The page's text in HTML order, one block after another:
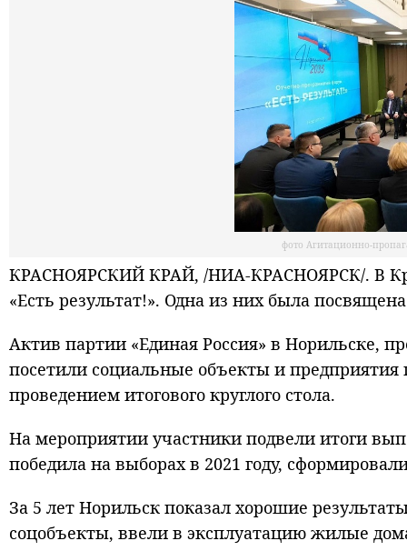
фото Агитационно-
КРАСНОЯРСКИЙ КРАЙ, /НИА-КРАСНОЯРСК/. В
«Есть результат!». Одна из них была
Актив партии «Единая Россия» в Норильске,
посетили социальные объекты и
проведением итогового круглого стола.
На мероприятии участники подвели итоги
победила на выборах в 2021 году,
За 5 лет Норильск показал хорошие
соцобъекты, ввели в эксплуатацию жилые